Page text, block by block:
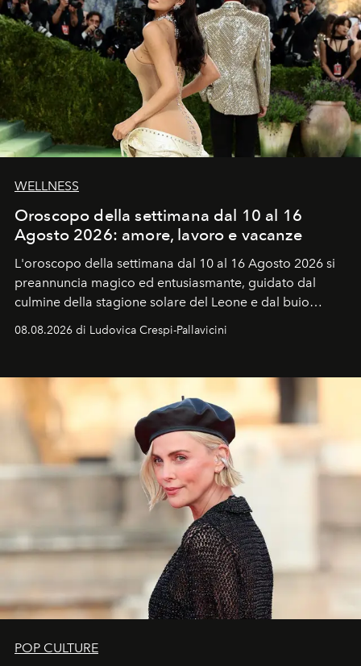
WELLNESS
Oroscopo della settimana dal 10 al 16
Agosto 2026: amore, lavoro e vacanze
L'oroscopo della settimana dal 10 al 16 Agosto 2026 si
preannuncia magico ed entusiasmante, guidato dal
culmine della stagione solare del Leone e dal buio
favorevole della Luna nuova in Leone del 12 agosto,
ideale per la notte delle Perseidi.
08.08.2026 di Ludovica Crespi-Pallavicini
POP CULTURE